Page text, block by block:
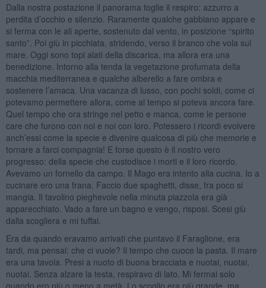
Dalla nostra postazione il panorama toglie il respiro: azzurro a
perdita d’occhio e silenzio. Raramente qualche gabbiano appare e
si ferma con le ali aperte, sostenuto dal vento, in posizione “spirito
santo”. Poi giù in picchiata, stridendo, verso il branco che vola sul
mare. Oggi sono topi alati della discarica, ma allora era una
benedizione. Intorno alla tenda la vegetazione profumata della
macchia mediterranea e qualche alberello a fare ombra e
sostenere l’amaca. Una vacanza di lusso, con pochi soldi, come ci
potevamo permettere allora, come al tempo si poteva ancora fare.
Quel tempo che ora stringe nel petto e manca, come le persone
care che furono con noi e noi con loro. Potessero i ricordi evolvere
anch’essi come la specie e divenire qualcosa di più che memorie e
tornare a farci compagnia! E forse questo è il nostro vero
progresso: della specie che custodisce i morti e il loro ricordo.
Avevamo un fornello da campo. Il Mago era intento alla cucina. Io a
cucinare ero una frana. Faccio due spaghetti, disse, fra poco si
mangia. Il tavolino pieghevole nella minuta piazzola era già
apparecchiato. Vado a fare un bagno e vengo, risposi. Scesi giù
dalla scogliera e mi tuffai.
Era da quando eravamo arrivati che puntavo il Faraglione, era
tardi, ma pensai: che ci vuole? Il tempo che cuoce la pasta. Il mare
era una tavola. Presi a nuoto di buona bracciata e nuotai, nuotai,
nuotai. Senza alzare la testa, respiravo di lato. Mi fermai solo
quando ero più o meno a metà. Lo scoglio era più grande, ma